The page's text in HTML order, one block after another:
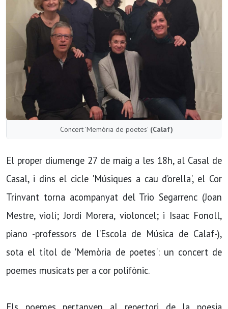
Concert 'Memòria de poetes' (Calaf)
El proper diumenge 27 de maig a les 18h, al Casal de
Casal, i dins el cicle 'Músiques a cau d’orella', el Cor
Trinvant torna acompanyat del Trio Segarrenc (Joan
Mestre, violí; Jordi Morera, violoncel; i Isaac Fonoll,
piano -professors de l’Escola de Música de Calaf-),
sota el títol de 'Memòria de poetes': un concert de
poemes musicats per a cor polifònic.